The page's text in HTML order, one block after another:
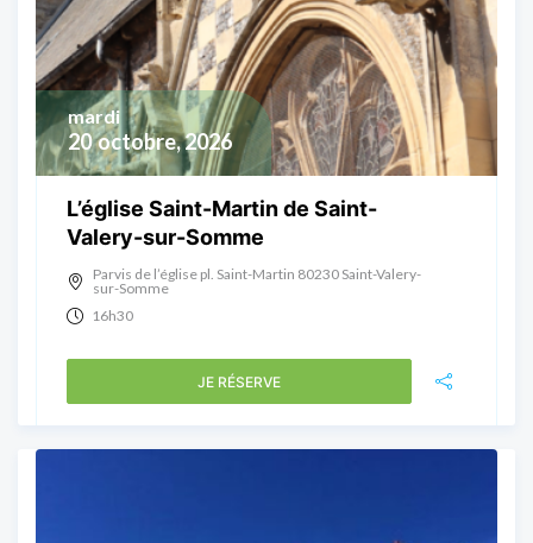
20 octobre, 2026
mardi
L’église Saint-Martin de Saint-
Valery-sur-Somme
Parvis de l’église pl. Saint-Martin 80230 Saint-Valery-
sur-Somme
16h30
JE RÉSERVE